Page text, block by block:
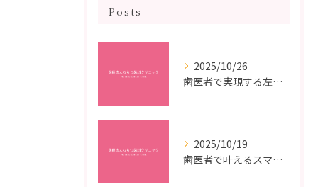
Posts
2025/10/26
歯医者で実現する左右対称治療のポイントと矯正治療選びの疑問解決ガイド
2025/10/19
歯医者で叶えるスマイルメイクオーバーなら福岡県福岡市博多区博多駅前の最新矯正治療解説